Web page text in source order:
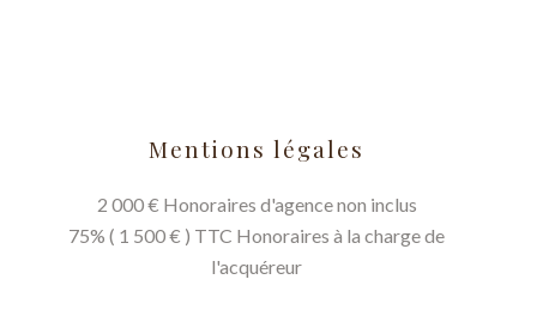
Mentions légales
2 000 € Honoraires d'agence non inclus
75% ( 1 500 € ) TTC Honoraires à la charge de
l'acquéreur